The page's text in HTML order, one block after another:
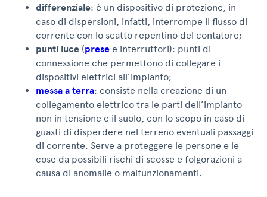
differenziale: è un dispositivo di protezione, in
caso di dispersioni, infatti, interrompe il flusso di
corrente con lo scatto repentino del contatore;
punti luce (prese e interruttori): punti di
connessione che permettono di collegare i
dispositivi elettrici all’impianto;
messa a terra: consiste nella creazione di un
collegamento elettrico tra le parti dell’impianto
non in tensione e il suolo, con lo scopo in caso di
guasti di disperdere nel terreno eventuali passaggi
di corrente. Serve a proteggere le persone e le
cose da possibili rischi di scosse e folgorazioni a
causa di anomalie o malfunzionamenti.